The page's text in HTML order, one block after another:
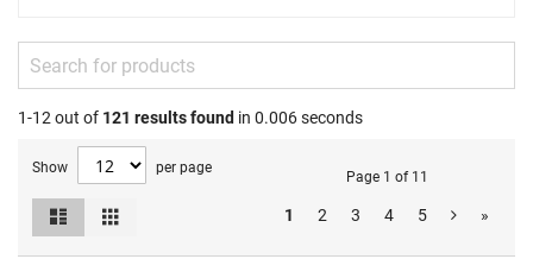
1-12 out of 121 results found in 0.006 seconds
Show per page
Page 1 of 11
1 2 3 4 5 »
View
as